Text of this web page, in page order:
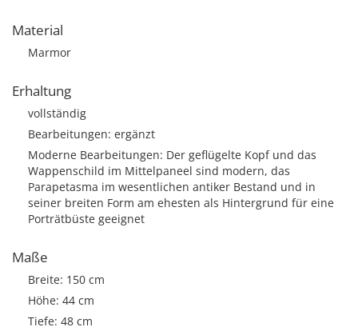
Material
Marmor
Erhaltung
vollständig
Bearbeitungen: ergänzt
Moderne Bearbeitungen: Der geflügelte Kopf und das
Wappenschild im Mittelpaneel sind modern, das
Parapetasma im wesentlichen antiker Bestand und in
seiner breiten Form am ehesten als Hintergrund für eine
Porträtbüste geeignet
Maße
Breite: 150 cm
Höhe: 44 cm
Tiefe: 48 cm